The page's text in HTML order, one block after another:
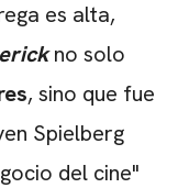
es alta,
no solo
, sino que fue
Spielberg
del cine"